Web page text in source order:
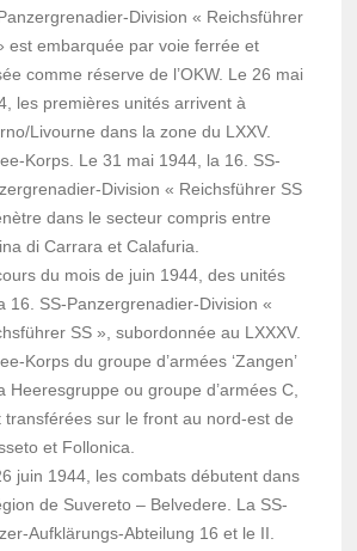
Division « Reichsführer
est embarquée par voie ferrée et
comme réserve de l’OKW. Le 26 mai
les premières unités arrivent à
Livourne dans la zone du LXXV.
Korps. Le 31 mai 1944, la 16. SS-
Division « Reichsführer SS
dans le secteur compris entre
di Carrara et Calafuria.
du mois de juin 1944, des unités
16. SS-Panzergrenadier-Division «
SS », subordonnée au LXXXV.
Korps du groupe d’armées ‘Zangen’
Heeresgruppe ou groupe d’armées C,
transférées sur le front au nord-est de
et Follonica.
juin 1944, les combats débutent dans
de Suvereto – Belvedere. La SS-
Aufklärungs-Abteilung 16 et le II.